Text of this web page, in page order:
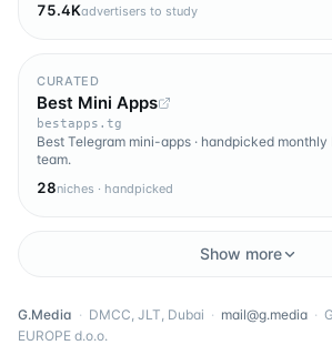
75.4Kadvertisers to study
CURATED
Best Mini Apps
bestapps.tg
Best Telegram mini-apps · handpicked
team.
28niches · handpicked
Show more
G.Media · DMCC, JLT, Dubai · mail@g.media ·
EUROPE d.o.o.